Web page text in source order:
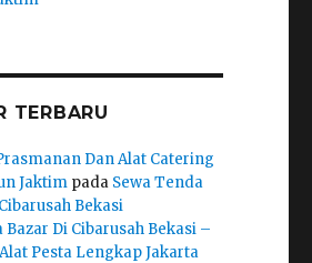
TERBARU
Dan Alat Catering
Jaktim pada Sewa Tenda
Bekasi
Bazar Di Cibarusah Bekasi –
Pesta Lengkap Jakarta